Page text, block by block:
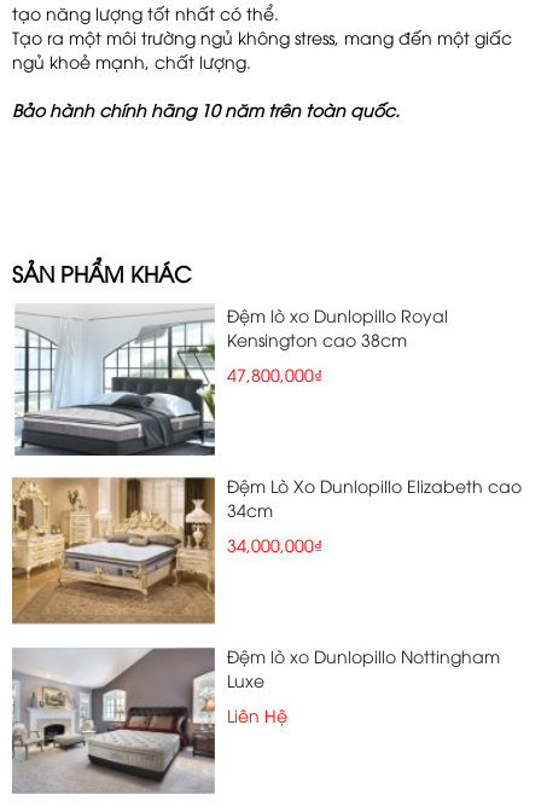
tạo năng lượng tốt nhất có thể.
Tạo ra một môi trường ngủ không stress, mang đến một giấc
ngủ khoẻ mạnh, chất lượng.
Bảo hành chính hãng 10 năm trên toàn quốc.
SẢN PHẨM KHÁC
Đệm lò xo Dunlopillo Royal
Kensington cao 38cm
47,800,000₫
Đệm Lò Xo Dunlopillo Elizabeth cao
34cm
34,000,000₫
Đệm lò xo Dunlopillo Nottingham
Luxe
Liên Hệ